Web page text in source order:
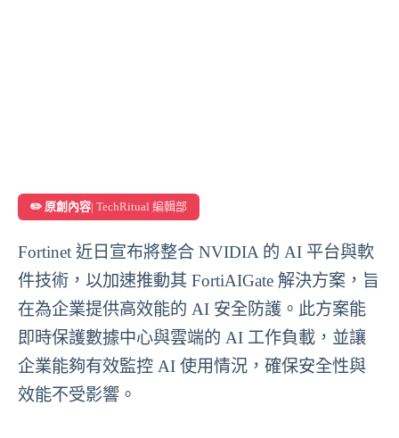
✏️ 原創內容| TechRitual 編輯部
Fortinet 近日宣布將整合 NVIDIA 的 AI 平台與軟
件技術，以加速推動其 FortiAIGate 解決方案，旨
在為企業提供高效能的 AI 安全防護。此方案能
即時保護數據中心與雲端的 AI 工作負載，並讓
企業能夠有效監控 AI 使用情況，確保安全性與
效能不受影響。